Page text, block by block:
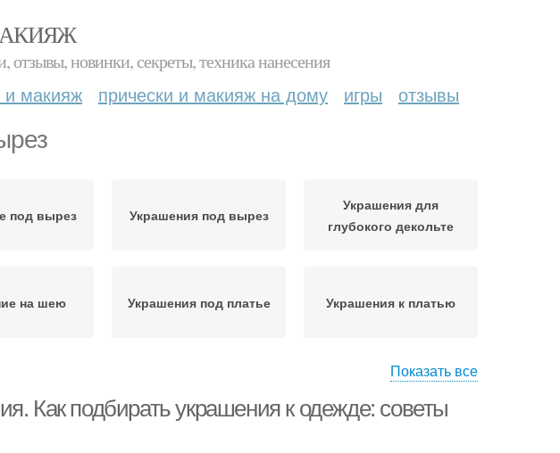
новинки, секреты, техника нанесения
и макияж прически и макияж на дому игры отзывы
под вырез Украшения под вырез
Украшения для
глубокого декольте
на шею Украшения под платье Украшения к платью
Показать все
Как подбирать украшения к одежде: советы